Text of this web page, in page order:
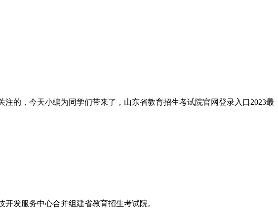
的，今天小编为同学们带来了，山东省教育招生考试院官网登录入口2023最
发服务中心合并组建省教育招生考试院。